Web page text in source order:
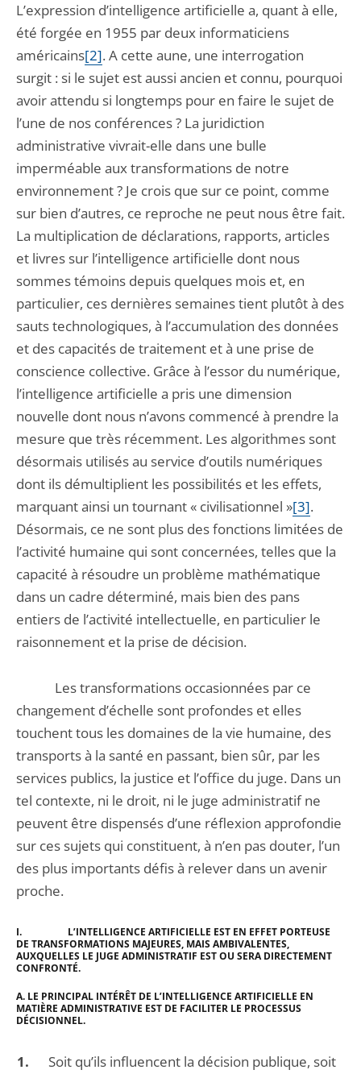
L’expression d’intelligence artificielle a, quant à elle,
été forgée en 1955 par deux informaticiens
américains[2]. A cette aune, une interrogation
surgit : si le sujet est aussi ancien et connu, pourquoi
avoir attendu si longtemps pour en faire le sujet de
l’une de nos conférences ? La juridiction
administrative vivrait-elle dans une bulle
imperméable aux transformations de notre
environnement ? Je crois que sur ce point, comme
sur bien d’autres, ce reproche ne peut nous être fait.
La multiplication de déclarations, rapports, articles
et livres sur l’intelligence artificielle dont nous
sommes témoins depuis quelques mois et, en
particulier, ces dernières semaines tient plutôt à des
sauts technologiques, à l’accumulation des données
et des capacités de traitement et à une prise de
conscience collective. Grâce à l’essor du numérique,
l’intelligence artificielle a pris une dimension
nouvelle dont nous n’avons commencé à prendre la
mesure que très récemment. Les algorithmes sont
désormais utilisés au service d’outils numériques
dont ils démultiplient les possibilités et les effets,
marquant ainsi un tournant « civilisationnel »[3].
Désormais, ce ne sont plus des fonctions limitées de
l’activité humaine qui sont concernées, telles que la
capacité à résoudre un problème mathématique
dans un cadre déterminé, mais bien des pans
entiers de l’activité intellectuelle, en particulier le
raisonnement et la prise de décision.
Les transformations occasionnées par ce
changement d’échelle sont profondes et elles
touchent tous les domaines de la vie humaine, des
transports à la santé en passant, bien sûr, par les
services publics, la justice et l’office du juge. Dans un
tel contexte, ni le droit, ni le juge administratif ne
peuvent être dispensés d’une réflexion approfondie
sur ces sujets qui constituent, à n’en pas douter, l’un
des plus importants défis à relever dans un avenir
proche.
I. L’INTELLIGENCE ARTIFICIELLE EST EN EFFET PORTEUSE
DE TRANSFORMATIONS MAJEURES, MAIS AMBIVALENTES,
AUXQUELLES LE JUGE ADMINISTRATIF EST OU SERA DIRECTEMENT
CONFRONTÉ.
A. LE PRINCIPAL INTÉRÊT DE L’INTELLIGENCE ARTIFICIELLE EN
MATIÈRE ADMINISTRATIVE EST DE FACILITER LE PROCESSUS
DÉCISIONNEL.
Soit qu’ils influencent la décision publique, soit